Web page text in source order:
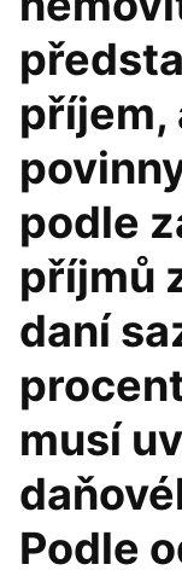
příjem,
podle
příjmů
daní
musí
Podle